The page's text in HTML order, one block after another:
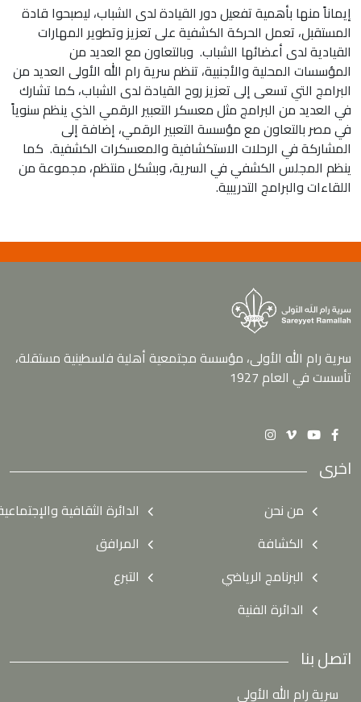
إيماناً منها بأهمية تفعيل دور القيادة لدى الشباب، ليصبحوا قادة
المستقبل، تعمل الحركة الكشفية على تعزيز وتطوير المهارات
القيادية لدى أعضائها الشباب. وبالتعاون مع العديد من
المؤسسات المحلية والأجنبية، تنظم سرية رام الله الأولى العديد من
البرامج التي تسعى إلى تعزيز روح القيادة لدى الشباب، كما تشارك
في العديد من البرامج مثل معسكر التعبير الرقمي الذي ينظم سنوياً
في مصر بالتعاون مع مؤسسة التعبير الرقمي، إضافة إلى
المشاركة في الرحلات الاستكشافية والمعسكرات الكشفية. كما
ينظم المجلس الكشفي في السرية، وبشكل منتظم، مجموعة من
اللقاءات والبرامج التدريبية.
سرية رام الله الأولى، مؤسسة مجتمعية أهلية فلسطينية مستقلة،
تأسست في العام 1927
اخرى
من نحن
الدائرة الثقافية والإجتماعية
الكشافة
المرافق
البرنامج الرياضي
التبرع
الدائرة الفنية
اتصل بنا
سرية رام الله الأولى